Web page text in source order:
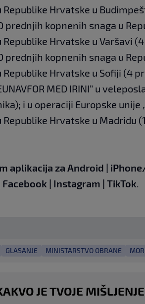
Hrvatske u
prednjih kopnenih snaga u
Hrvatske u Varšavi
prednjih kopnenih snaga u
Hrvatske u Sofiji (4
MED IRINI” u
i u operaciji Europske unije
Hrvatske u Madridu
aplikacija za Android |
Facebook | Instagram | TikTok
GLASANJE MINISTARSTVO OBRANE
JE TVOJE